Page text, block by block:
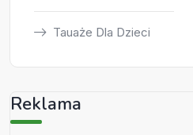
Tauaże Dla Dzieci
Reklama